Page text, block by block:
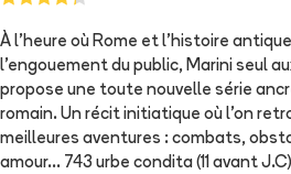
À l'heure où Rome et l'histoire
l'engouement du public, Marini seul
propose une toute nouvelle série
romain. Un récit initiatique où l'on
meilleures aventures : combats,
amour... 743 urbe condita (11 avant